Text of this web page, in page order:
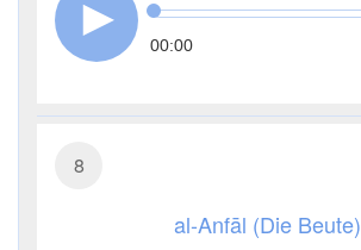
00:00
8
al-Anfāl (Die Beute)